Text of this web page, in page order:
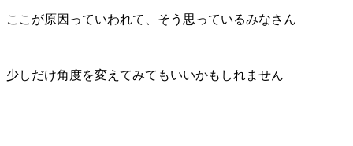
ここが原因っていわれて、そう思っているみなさん
少しだけ角度を変えてみてもいいかもしれません